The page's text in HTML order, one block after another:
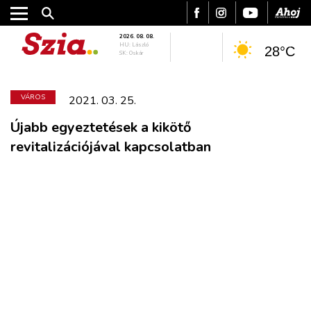
2026. 08. 08.
HU: László
SK: Oskár
28°C
VÁROS 2021. 03. 25.
Újabb egyeztetések a kikötő
revitalizációjával kapcsolatban